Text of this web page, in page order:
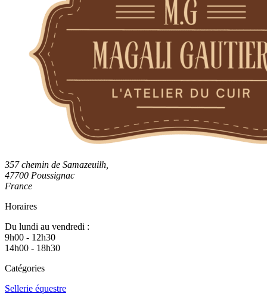
357 chemin de Samazeuilh,
47700 Poussignac
France
Horaires
Du lundi au vendredi :
9h00 - 12h30
14h00 - 18h30
Catégories
Sellerie équestre